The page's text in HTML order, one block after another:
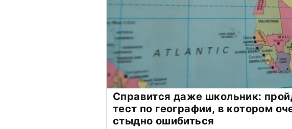
Справится даже школьник:
тест по географии, в котором
стыдно ошибиться